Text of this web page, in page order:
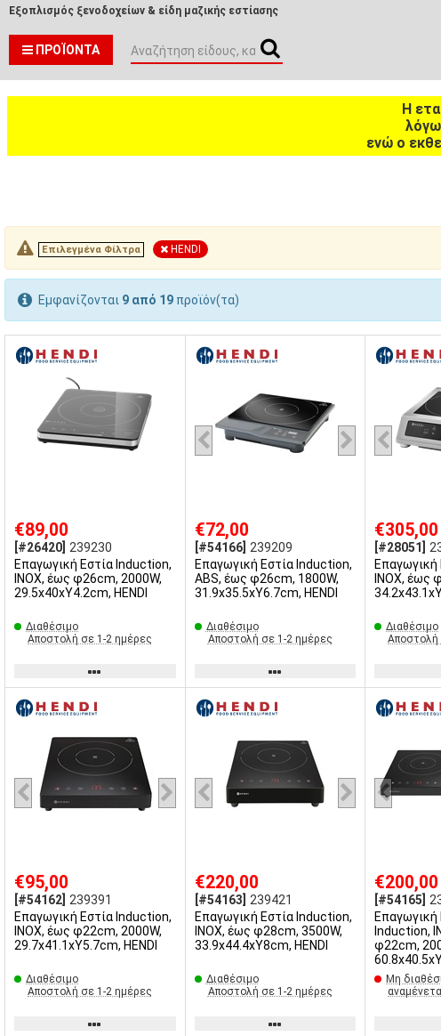
Εξοπλισμός ξενοδοχείων & είδη μαζικής εστίασης
ΠΡΟΪΌΝΤΑ
Η
ενώ ο
Επιλεγμένα Φίλτρα HENDI
Εμφανίζονται 9 από 19 προϊόν(τα)
€89,00
[#26420] 239230
Επαγωγική Εστία Induction,
INOX, έως φ26cm, 2000W,
29.5x40xΥ4.2cm, HENDI
Διαθέσιμο
Αποστολή σε 1-2 ημέρες
€72,00
[#54166] 239209
Επαγωγική Εστία Induction,
ABS, έως φ26cm, 1800W,
31.9x35.5xΥ6.7cm, HENDI
Διαθέσιμο
Αποστολή σε 1-2 ημέρες
€305,00
[#28051]
Επαγωγική
INOX, έως
Διαθέσιμο
Αποστολή
€95,00
[#54162] 239391
Επαγωγική Εστία Induction,
INOX, έως φ22cm, 2000W,
29.7x41.1xΥ5.7cm, HENDI
Διαθέσιμο
Αποστολή σε 1-2 ημέρες
€220,00
[#54163]
239421
Επαγωγική Εστία Induction,
INOX, έως φ28cm, 3500W,
33.9x44.4xΥ8cm, HENDI
Διαθέσιμο
Αποστολή σε 1-2 ημέρες
€200,00
[#54165]
Επαγωγική
Induction,
φ22cm,
Μη